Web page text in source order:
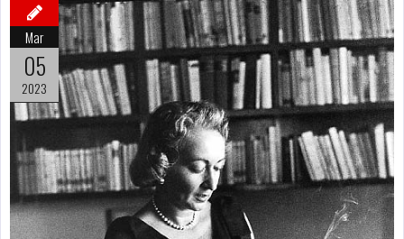
Marea vânătoare
de vrăjitoare din
Suedia
Vrăjitoare
zburătoare în Mexic
Magia în Thailanda
Madona lacrimilor
din Siracusa
Mar
05
2023